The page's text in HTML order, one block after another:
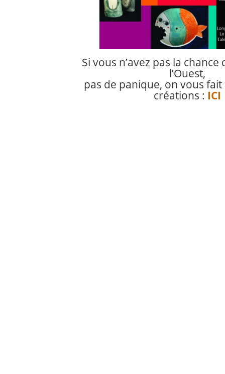
Si vous n’avez pas la chance
l’Ouest,
pas de panique, on vous
créations : ICI